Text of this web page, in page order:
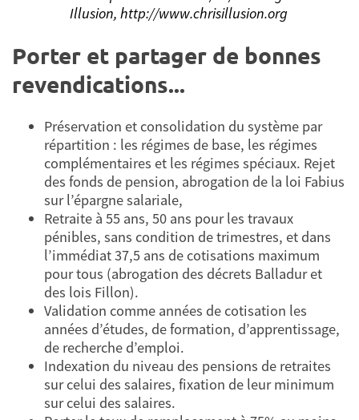
Illusion, http://www.chrisillusion.org
Porter et partager de bonnes
revendications...
Préservation et consolidation du système par
répartition : les régimes de base, les régimes
complémentaires et les régimes spéciaux. Rejet
des fonds de pension, abrogation de la loi Fabius
sur l’épargne salariale,
Retraite à 55 ans, 50 ans pour les travaux
pénibles, sans condition de trimestres, et dans
l’immédiat 37,5 ans de cotisations maximum
pour tous (abrogation des décrets Balladur et
des lois Fillon).
Validation comme années de cotisation les
années d’études, de formation, d’apprentissage,
de recherche d’emploi.
Indexation du niveau des pensions de retraites
sur celui des salaires, fixation de leur minimum
sur celui des salaires.